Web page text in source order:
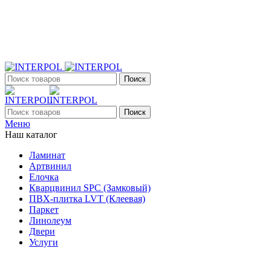
Поиск
Поиск
Меню
Наш каталог
Ламинат
Артвинил
Елочка
Кварцвинил SPC (Замковый)
ПВХ-плитка LVT (Клеевая)
Паркет
Линолеум
Двери
Услуги